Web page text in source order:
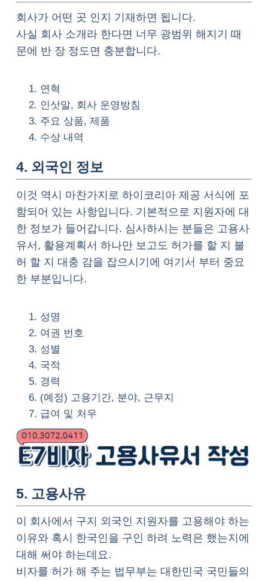
회사가 어떤 곳 인지 기재하면 됩니다.
사실 회사 소개라 한다면 너무 광범위 해지기 때
문에 반 장 정도면 충분합니다.
연혁
인삿말, 회사 운영방침
주요 상품, 제품
수상 내역
4. 외국인 정보
이것 역시 마찬가지로 하이코리아 제공 서식에 포
함되어 있는 사항입니다. 기본적으로 지원자에 대
한 정보가 들어갑니다. 심사하시는 분들은 고용사
유서, 활용계획서 하나만 보고도 허가를 할 지 불
허 할 지 대충 감을 잡으시기에 여기서 부터 중요
한 부분입니다.
성명
여권 번호
성별
국적
경력
(예정) 고용기간, 분야, 근무지
급여 및 처우
5. 고용사유
이 회사에서 구지 외국인 지원자를 고용해야 하는
이유와 혹시 한국인을 구인 하려 노력은 했는지에
대해 써야 하는데요.
비자를 허가 해 주는 법무부는 대한민국 국민들의